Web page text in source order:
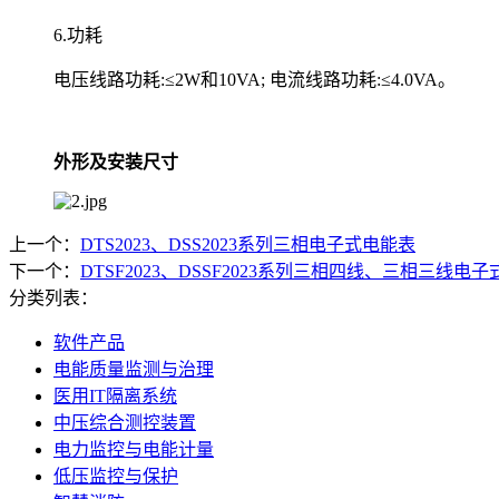
6.功耗
电压线路功耗:≤2W和10VA; 电流线路功耗:≤4.0VA。
外形及安装尺寸
上一个： DTS2023、DSS2023系列三相电子式电能表
下一个： DTSF2023、DSSF2023系列三相四线、三相三线电子
分类列表：
软件产品
电能质量监测与治理
医用IT隔离系统
中压综合测控装置
电力监控与电能计量
低压监控与保护